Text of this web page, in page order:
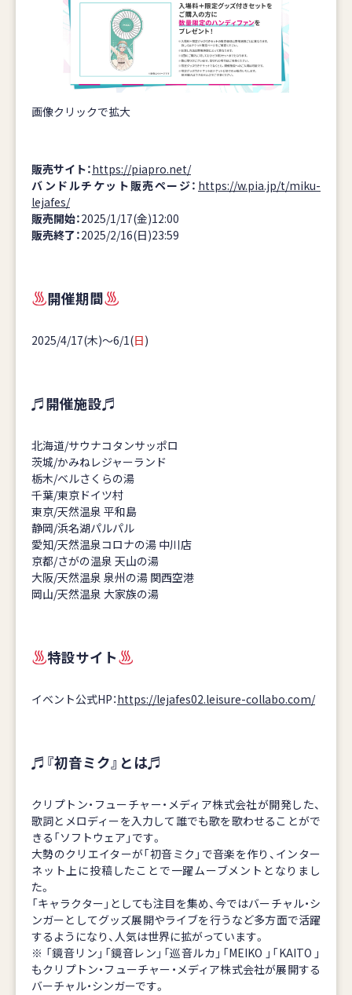
画像クリックで拡大
販売サイト：https://piapro.net/
バンドルチケット販売ページ： https://w.pia.jp/t/miku-
lejafes/
販売開始：2025/1/17(金)12:00
販売終了：2025/2/16(日)23:59
開催期間
2025/4/17(木)～6/1(日)
♬開催施設♬
北海道/サウナコタンサッポロ
茨城/かみねレジャーランド
栃木/ベルさくらの湯
千葉/東京ドイツ村
東京/天然温泉 平和島
静岡/浜名湖パルパル
愛知/天然温泉コロナの湯 中川店
京都/さがの温泉 天山の湯
大阪/天然温泉 泉州の湯 関西空港
岡山/天然温泉 大家族の湯
特設サイト
イベント公式HP：https://lejafes02.leisure-collabo.com/
♬『初音ミク』とは♬
クリプトン・フューチャー・メディア株式会社が開発した、
歌詞とメロディーを入力して誰でも歌を歌わせることがで
きる「ソフトウェア」です。
大勢のクリエイターが「初音ミク」で音楽を作り、インター
ネット上に投稿したことで一躍ムーブメントとなりまし
た。
「キャラクター」としても注目を集め、今ではバーチャル・シ
ンガーとしてグッズ展開やライブを行うなど多方面で活躍
するようになり、人気は世界に拡がっています。
※ 「鏡音リン」「鏡音レン」「巡音ルカ」「MEIKO 」「KAITO 」
もクリプトン・フューチャー・メディア株式会社が展開する
バーチャル・シンガーです。